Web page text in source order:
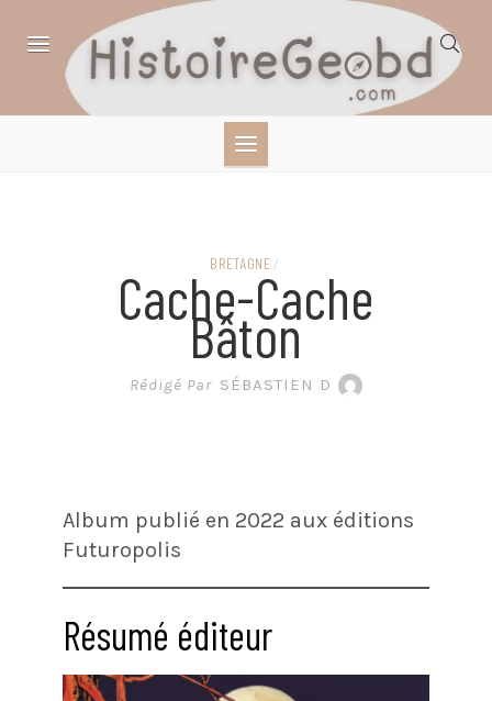
LITTÉRATURE EN
BANDE DESSINÉE
BRETAGNE /
Cache-Cache
Bâton
Rédigé Par SÉBASTIEN D
Album publié en 2022 aux éditions
Futuropolis
Résumé éditeur